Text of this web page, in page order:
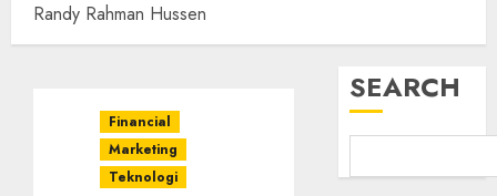
Randy Rahman Hussen
Financial
Marketing
Teknologi
SEARCH